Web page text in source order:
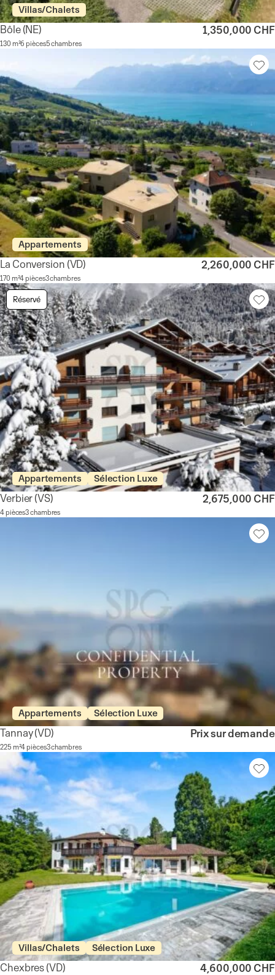
Villas/Chalets
Bôle (NE)
130 m²6 pièces5 chambres
1,350,000 CHF
Appartements
La Conversion (VD)
170 m²4 pièces3 chambres
2,260,000 CHF
Réservé
Appartements Sélection Luxe
Verbier(VS)
4 pièces3 chambres
2,675,000 CHF
Appartements Sélection Luxe
Tannay(VD)
225 m²4 pièces3 chambres
Prix sur demande
Villas/Chalets Sélection Luxe
Chexbres(VD) 4,600,000 CHF